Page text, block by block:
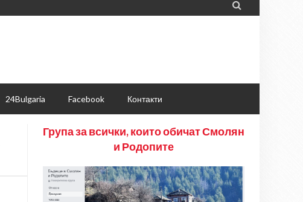

24Bulgaria Facebook Контакти
Група за всички, които обичат Смолян
и Родопите